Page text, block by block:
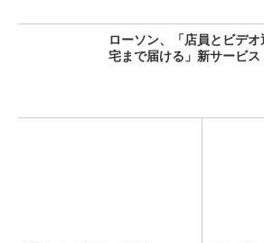
ローソン、「店員とビデ
宅まで届ける」新サービ